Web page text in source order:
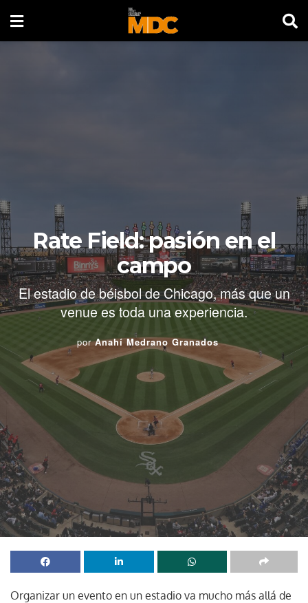
Rate Field: pasión en el
campo
El estadio de béisbol de Chicago, más que un
venue es toda una experiencia.
por Anahí Medrano Granados
Organizar un evento en un estadio va mucho más allá de